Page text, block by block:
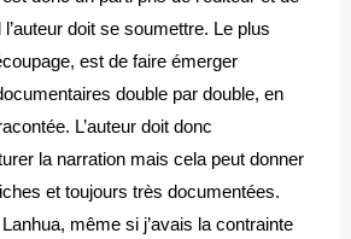
doit se soumettre. Le plus
est de faire émerger
double par double, en
L’auteur doit donc
la narration mais cela peut donner
et toujours très documentées.
même si j’avais la contrainte